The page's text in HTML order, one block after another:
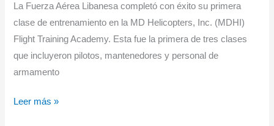
La Fuerza Aérea Libanesa completó con éxito su primera
clase de entrenamiento en la MD Helicopters, Inc. (MDHI)
Flight Training Academy. Esta fue la primera de tres clases
que incluyeron pilotos, mantenedores y personal de
armamento
La
Leer más »